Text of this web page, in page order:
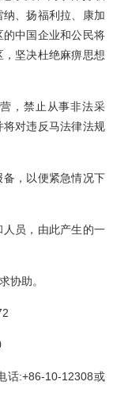
、扬福利拉、康加
中国企业和公民将
坚决杜绝麻痹思想
，禁止从事非法采
对违反马法律法规
，以便紧急情况下
员，由此产生的一
协助。
话:+86-10-12308或